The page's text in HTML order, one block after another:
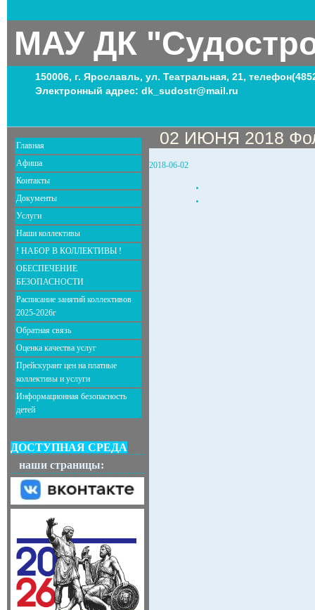
МАУ ДК
150006, г. Ярославль, ул. Театральная, 21,
Электронный адрес: dk_sudostr@mail.ru
Главная
Афиша
Контакты
Документы
Услуги
Наши коллективы
! НАБОР В КОЛЛЕКТИВЫ !
ОБЕСПЕЧЕНИЕ
БЕЗОПАСНОСТИ
Расписание занятий коллективов
2025-2026г
Обратная связь
Оценка качества услуг
Прейскурант цен на платные
коллективы и услуги
Информационная безопасность
детей
ДОСТУПНАЯ СРЕДА
наши страницы:
02 ИЮНЯ 2018
2018-06-02